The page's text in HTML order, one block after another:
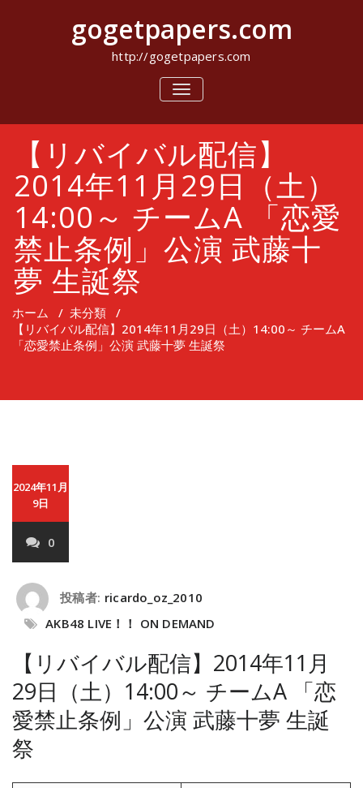
キ
gogetpapers.com
http://gogetpapers.com
ナ
ビ
シ
ョ
ン
を
切
り
え
【リバイバル配信】
2014年11月29日（土）
14:00～ チームA 「恋愛
禁止条例」公演 武藤十
夢 生誕祭
ホーム / 未分類 /
【リバイバル配信】2014年11月29日（土）14:00～ チームA
「恋愛禁止条例」公演 武藤十夢 生誕祭
2024年11月
9日
0
投稿者: ricardo_oz_2010
AKB48 LIVE！！ ON DEMAND
【リバイバル配信】2014年11月
29日（土）14:00～ チームA 「恋
愛禁止条例」公演 武藤十夢 生誕
祭